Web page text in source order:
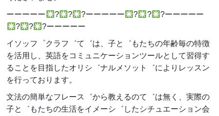
ーーーーー ? ? ?ーーーーー ? ?
?ーーーーー
?
? ?ーーーーー
イソッフ゜クラフ゛て゛は、子と゛もたちの年齢毎の特徴
を活用し、英語をコミュニケーションツールとして習得す
ることを目指したオリシ゛ナルメソット゛によりレッスン
を行っております。
文法の簡単なフレース゛から教えるのて゛は無く、実際の
子と゛もたちの生活をイメーシ゛したシチュエーション会